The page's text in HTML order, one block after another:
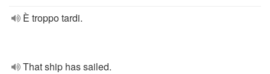
È troppo tardi.
That ship has sailed.